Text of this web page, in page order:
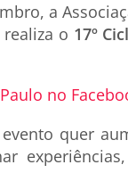
a
realiza o 17º
no
quer